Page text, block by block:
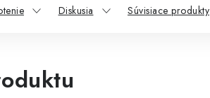
Diskusia Súvisiace produkty